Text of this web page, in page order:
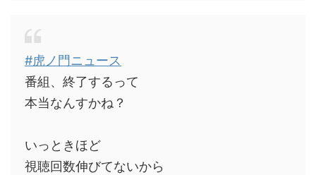
#虎ノ門ニュース
番組、終了するって
本当なんすかね？
いっときほど
視聴回数伸びてないから